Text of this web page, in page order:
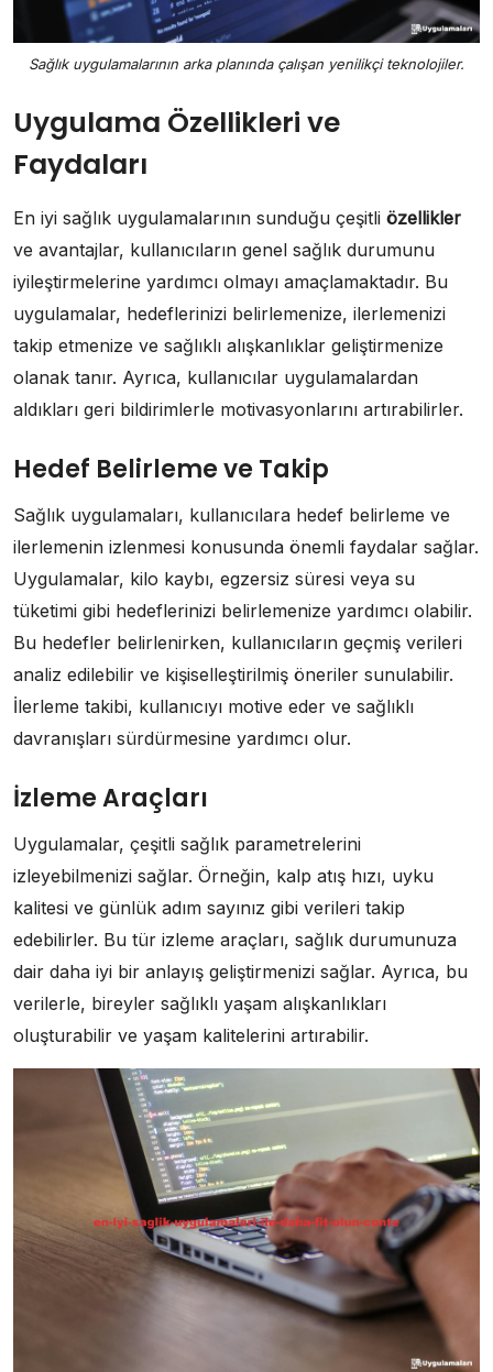
Sağlık uygulamalarının arka planında çalışan yenilikçi teknolojiler.
Uygulama Özellikleri ve
Faydaları
En iyi sağlık uygulamalarının sunduğu çeşitli özellikler
ve avantajlar, kullanıcıların genel sağlık durumunu
iyileştirmelerine yardımcı olmayı amaçlamaktadır. Bu
uygulamalar, hedeflerinizi belirlemenize, ilerlemenizi
takip etmenize ve sağlıklı alışkanlıklar geliştirmenize
olanak tanır. Ayrıca, kullanıcılar uygulamalardan
aldıkları geri bildirimlerle motivasyonlarını artırabilirler.
Hedef Belirleme ve Takip
Sağlık uygulamaları, kullanıcılara hedef belirleme ve
ilerlemenin izlenmesi konusunda önemli faydalar sağlar.
Uygulamalar, kilo kaybı, egzersiz süresi veya su
tüketimi gibi hedeflerinizi belirlemenize yardımcı olabilir.
Bu hedefler belirlenirken, kullanıcıların geçmiş verileri
analiz edilebilir ve kişiselleştirilmiş öneriler sunulabilir.
İlerleme takibi, kullanıcıyı motive eder ve sağlıklı
davranışları sürdürmesine yardımcı olur.
İzleme Araçları
Uygulamalar, çeşitli sağlık parametrelerini
izleyebilmenizi sağlar. Örneğin, kalp atış hızı, uyku
kalitesi ve günlük adım sayınız gibi verileri takip
edebilirler. Bu tür izleme araçları, sağlık durumunuza
dair daha iyi bir anlayış geliştirmenizi sağlar. Ayrıca, bu
verilerle, bireyler sağlıklı yaşam alışkanlıkları
oluşturabilir ve yaşam kalitelerini artırabilir.